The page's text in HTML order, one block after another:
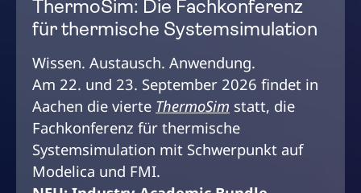
ThermoSim: Die Fachkonferenz
für thermische Systemsimulation
Wissen. Austausch. Anwendung.
Am 22. und 23. September 2026 findet in
Aachen die vierte ThermoSim statt, die
Fachkonferenz für thermische
Systemsimulation mit Schwerpunkt auf
Modelica und FMI.